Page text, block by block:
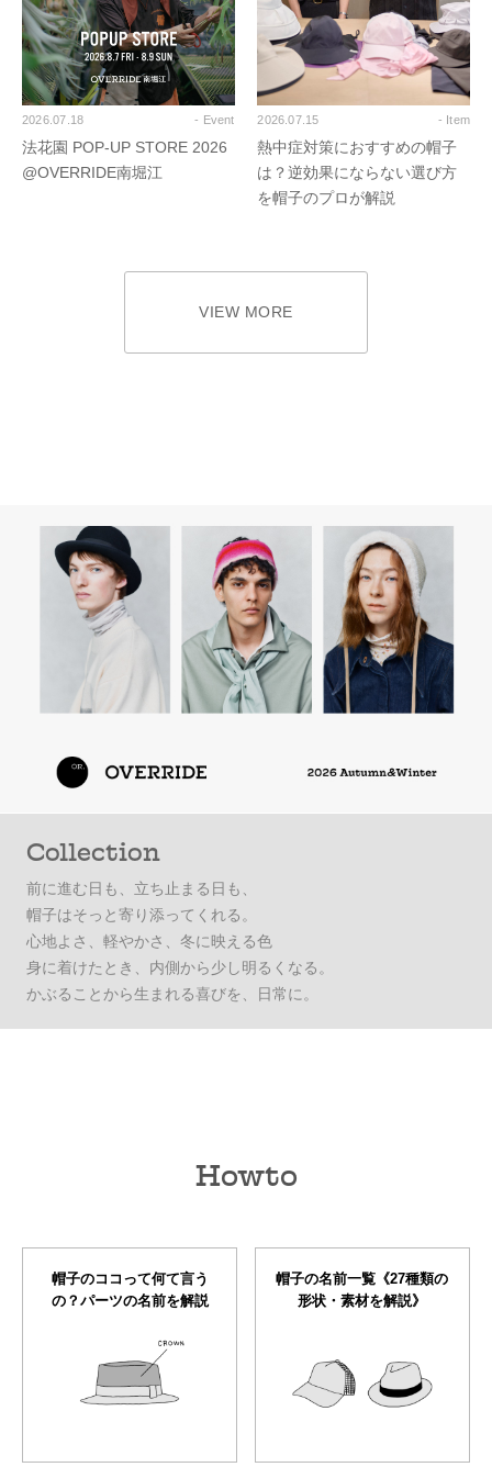
2026.07.18 - Event
法花園 POP-UP STORE 2026
@OVERRIDE南堀江
2026.07.15 - Item
熱中症対策におすすめの帽子
は？逆効果にならない選び方
を帽子のプロが解説
VIEW MORE
Collection
前に進む日も、立ち止まる日も、
帽子はそっと寄り添ってくれる。
心地よさ、軽やかさ、冬に映える色
身に着けたとき、内側から少し明るくなる。
かぶることから生まれる喜びを、日常に。
Howto
帽子のココって何て言う
の？パーツの名前を解説
帽子の名前一覧《27種類の
形状・素材を解説》